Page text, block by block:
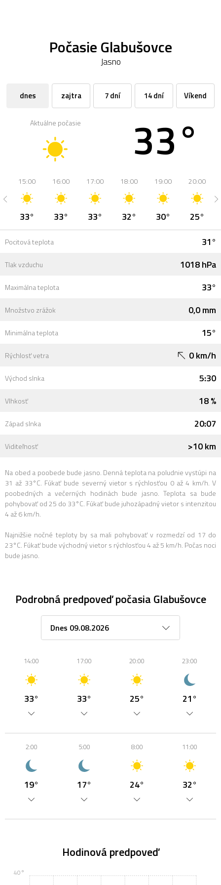
Počasie Glabušovce
Jasno
dnes zajtra 7 dní 14 dní Víkend
Aktuálne počasie 33°
15:00
33°
16:00
33°
17:00
33°
18:00
32°
19:00
30°
20:00
25°
Pocitová teplota 31°
Tlak vzduchu 1018 hPa
Maximálna teplota 33°
Množstvo zrážok 0,0 mm
Minimálna teplota 15°
Rýchlosť vetra 0 km/h
Východ slnka 5:30
Vlhkosť 18 %
Západ slnka 20:07
Viditeľnosť >10 km
Na obed a poobede bude jasno. Denná teplota na poludnie vystúpi na
31 až 33°C. Fúkať bude severný vietor s rýchlosťou 0 až 4 km/h. V
poobedných a večerných hodinách bude jasno. Teplota sa bude
pohybovať od 25 do 33°C. Fúkať bude juhozápadný vietor s intenzitou
4 až 6 km/h.
Najnižšie nočné teploty by sa mali pohybovať v rozmedzí od 17 do
23°C. Fúkať bude východný vietor s rýchlosťou 4 až 5 km/h. Počas noci
bude jasno.
Podrobná predpoveď počasia Glabušovce
14:00
33°
17:00
33°
20:00
25°
23:00
21°
2:00
19°
5:00
17°
8:00
24°
11:00
32°
Hodinová predpoveď
40°